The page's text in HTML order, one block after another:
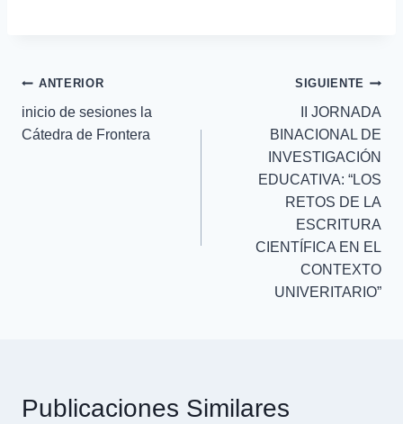
ANTERIOR
inicio de sesiones la
Cátedra de Frontera
SIGUIENTE
II JORNADA
BINACIONAL DE
INVESTIGACIÓN
EDUCATIVA: “LOS
RETOS DE LA
ESCRITURA
CIENTÍFICA EN EL
CONTEXTO
UNIVERITARIO”
Publicaciones Similares